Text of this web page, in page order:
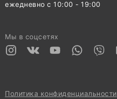
ежедневно с 10:00 - 19:00
Мы в соцсетях
Политика конфиденциальности